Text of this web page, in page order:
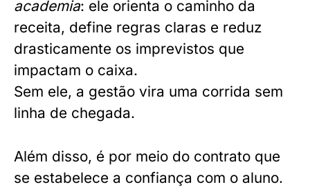
academia: ele orienta o caminho da
receita, define regras claras e reduz
drasticamente os imprevistos que
impactam o caixa.
Sem ele, a gestão vira uma corrida sem
linha de chegada.
Além disso, é por meio do contrato que
se estabelece a confiança com o aluno.